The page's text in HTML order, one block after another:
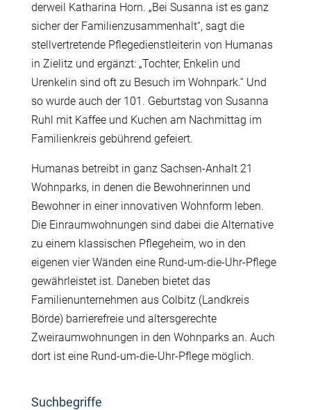
derweil Katharina Horn. „Bei Susanna ist es ganz
sicher der Familienzusammenhalt“, sagt die
stellvertretende Pflegedienstleiterin von Humanas
in Zielitz und ergänzt: „Tochter, Enkelin und
Urenkelin sind oft zu Besuch im Wohnpark.“ Und
so wurde auch der 101. Geburtstag von Susanna
Ruhl mit Kaffee und Kuchen am Nachmittag im
Familienkreis gebührend gefeiert.
Humanas betreibt in ganz Sachsen-Anhalt 21
Wohnparks, in denen die Bewohnerinnen und
Bewohner in einer innovativen Wohnform leben.
Die Einraumwohnungen sind dabei die Alternative
zu einem klassischen Pflegeheim, wo in den
eigenen vier Wänden eine Rund-um-die-Uhr-Pflege
gewährleistet ist. Daneben bietet das
Familienunternehmen aus Colbitz (Landkreis
Börde) barrierefreie und altersgerechte
Zweiraumwohnungen in den Wohnparks an. Auch
dort ist eine Rund-um-die-Uhr-Pflege möglich.
Suchbegriffe